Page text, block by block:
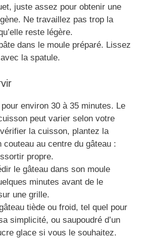
juste assez pour obtenir une
Ne travaillez pas trop la
reste légère.
dans le moule préparé. Lissez
la spatule.
environ 30 à 35 minutes. Le
peut varier selon votre
la cuisson, plantez la
couteau au centre du gâteau :
propre.
le gâteau dans son moule
minutes avant de le
une grille.
tiède ou froid, tel quel pour
simplicité, ou saupoudré d’un
glace si vous le souhaitez.